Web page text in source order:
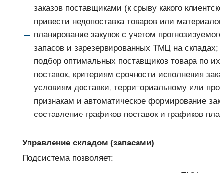
заказов поставщиками (к срыву какого
привести недопоставка товаров или
планирование закупок с учетом
запасов и зарезервированных ТМЦ на складах;
подбор оптимальных поставщиков товара по
поставок, критериям срочности исполнения
условиям доставки, территориальному или
признакам и автоматическое формирование
составление графиков поставок и графиков
Управление складом (запасами)
Подсистема позволяет: